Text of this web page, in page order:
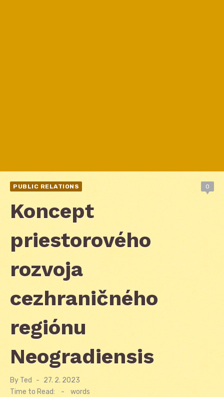
PUBLIC RELATIONS 0
Koncept
priestorového
rozvoja
cezhraničného
regiónu
Neogradiensis
By Ted
Posted
on
27. 2. 2023
Time to Read:
- words